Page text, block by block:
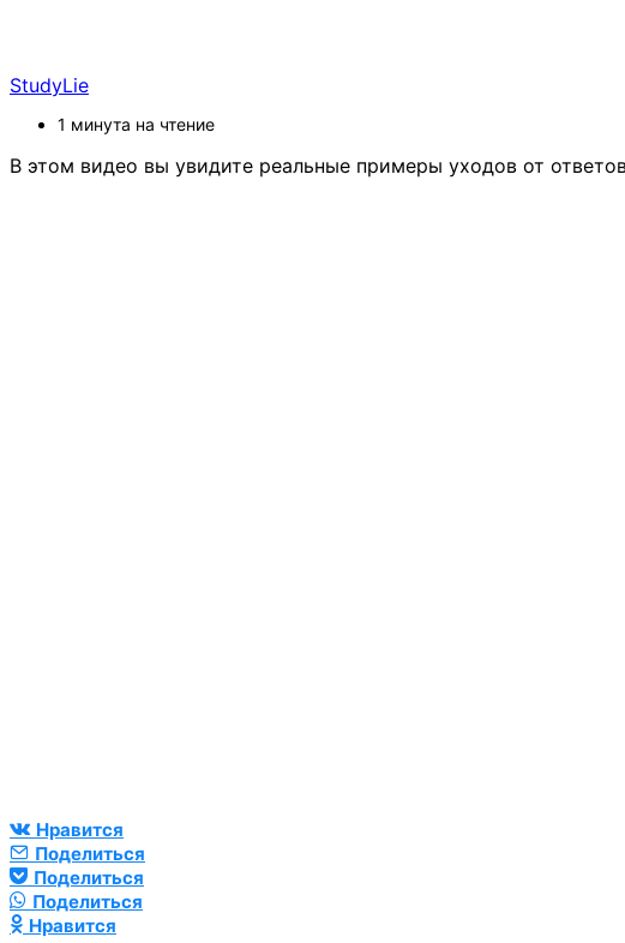
StudyLie
1 минута на чтение
В этом видео вы увидите реальные примеры уходов от
Нравится
Поделиться
Поделиться
Поделиться
Нравится